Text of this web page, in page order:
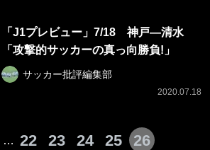
「J1プレビュー」7/18 神戸―清水
「攻撃的サッカーの真っ向勝負!」
サッカー批評編集部
2020.07.18
… 22 23 24 25 26